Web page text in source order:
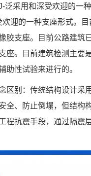
泛采用和深受欢迎的一
迎的一种支座形式。
胶支座。目前公路建筑
座。目前建筑检测主要
助性试验来进行的。
区别：传统结构设计采
全、防止倒塌，但结构
程抗震手段，通过隔震